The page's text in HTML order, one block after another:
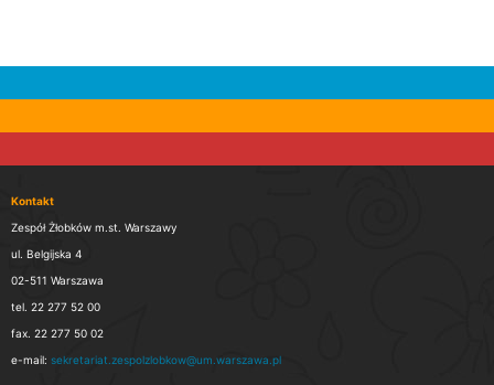
Kontakt
Zespół Żłobków m.st. Warszawy
ul. Belgijska 4
02-511 Warszawa
tel. 22 277 52 00
fax. 22 277 50 02
e-mail: sekretariat.zespolzlobkow@um.warszawa.pl